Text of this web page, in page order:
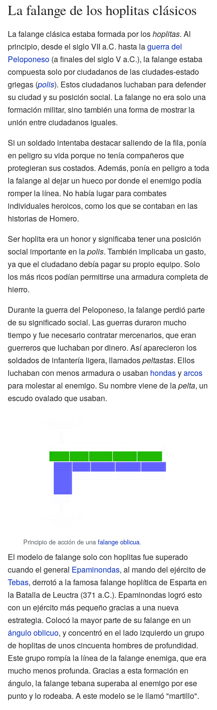
La falange de los hoplitas clásicos
La falange clásica estaba formada por loshoplitas. Al
principio, desde el siglo VII a.C. hasta laguerra del
Peloponeso (a finales del siglo V a.C.), la falange estaba
compuesta solo por ciudadanos de las ciudades-estado
griegas (polis). Estos ciudadanos luchaban para defender
su ciudad y su posición social. La falange no era solo una
formación militar, sino también una forma de mostrar la
unión entre ciudadanos iguales.
Si un soldado intentaba destacar saliendo de la fila, ponía
en peligro su vida porque no tenía compañeros que
protegieran sus costados. Además, ponía en peligro a toda
la falange al dejar un hueco por donde el enemigo podía
romper la línea. No había lugar para combates
individuales heroicos, como los que se contaban en las
historias de Homero.
Ser hoplita era un honor y significaba tener una posición
social importante en lapolis. También implicaba un gasto,
ya que el ciudadano debía pagar su propio equipo. Solo
los más ricos podían permitirse una armadura completa de
hierro.
Durante la guerra del Peloponeso, la falange perdió parte
de su significado social. Las guerras duraron mucho
tiempo y fue necesario contratar mercenarios, que eran
guerreros que luchaban por dinero. Así aparecieron los
soldados de infantería ligera, llamadospeltastas. Ellos
luchaban con menos armadura o usaban hondasyarcos
para molestar al enemigo. Su nombre viene de lapelta, un
escudo ovalado que usaban.
Principio de acción de una falange oblicua.
El modelo de falange solo con hoplitas fue superado
cuando el general Epaminondas, al mando del ejército de
Tebas, derrotó a la famosa falange hoplítica de Esparta en
la Batalla de Leuctra (371 a.C.). Epaminondas logró esto
con un ejército más pequeño gracias a una nueva
estrategia. Colocó la mayor parte de su falange en un
ángulo oblicuo, y concentró en el lado izquierdo un grupo
de hoplitas de unos cincuenta hombres de profundidad.
Este grupo rompía la línea de la falange enemiga, que era
mucho menos profunda. Gracias a esta formación en
ángulo, la falange tebana superaba al enemigo por ese
punto y lo rodeaba. A este modelo se le llamó "martillo".